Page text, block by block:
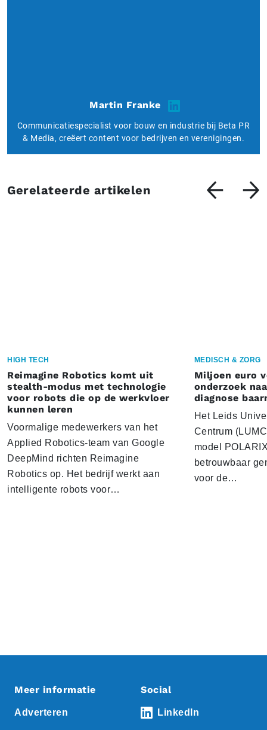
Martin Franke
Communicatiespecialist voor bouw en industrie bij Beta PR
& Media, creëert content voor bedrijven en verenigingen.
Gerelateerde artikelen
HIGH TECH
Reimagine Robotics komt uit
stealth-modus met technologie
voor robots die op de werkvloer
kunnen leren
Voormalige medewerkers van het
Applied Robotics-team van Google
DeepMind richten Reimagine
Robotics op. Het bedrijf werkt aan
intelligente robots voor…
MEDISCH & ZORG
Miljoen euro
onderzoek
diagnose
Het Leids
Centrum
model
betrouwbaar
voor de…
Meer informatie
Adverteren
Social
LinkedIn